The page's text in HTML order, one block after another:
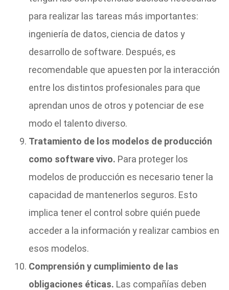
para realizar las tareas más importantes:
ingeniería de datos, ciencia de datos y
desarrollo de software. Después, es
recomendable que apuesten por la interacción
entre los distintos profesionales para que
aprendan unos de otros y potenciar de ese
modo el talento diverso.
Tratamiento de los modelos de producción
como software vivo. Para proteger los
modelos de producción es necesario tener la
capacidad de mantenerlos seguros. Esto
implica tener el control sobre quién puede
acceder a la información y realizar cambios en
esos modelos.
Comprensión y cumplimiento de las
obligaciones éticas. Las compañías deben